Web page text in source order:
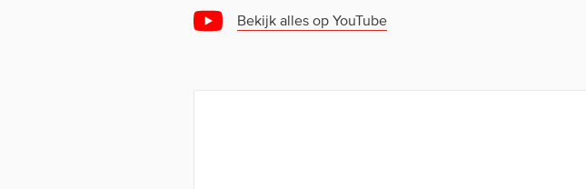
Bekijk alles op YouTube